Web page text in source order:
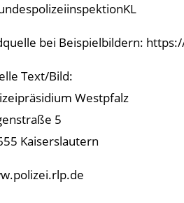
bei Beispielbildern:
Text/Bild:
Westpfalz
5
Kaiserslautern